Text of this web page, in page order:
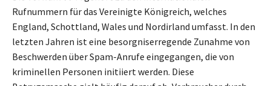
Rufnummern für das Vereinigte Königreich, welches
England, Schottland, Wales und Nordirland umfasst. In den
letzten Jahren ist eine besorgniserregende Zunahme von
Beschwerden über Spam-Anrufe eingegangen, die von
kriminellen Personen initiiert werden. Diese